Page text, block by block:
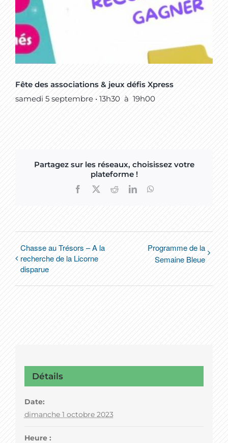
Fête des associations & jeux défis Xpress
samedi 5 septembre • 13h30 à 19h00
Partagez sur les réseaux, choisissez votre
plateforme !
Facebook RedditLinkedIn
Chasse au Trésors – A la
recherche de la Licorne
disparue
Programme de la
Semaine Bleue
Détails
Date:
dimanche 1 octobre 2023
Heure :